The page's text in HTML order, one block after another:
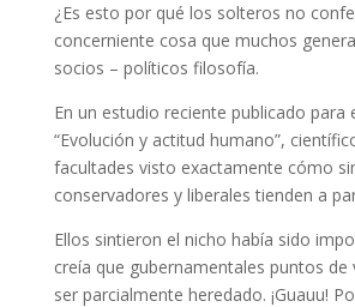
¿Es esto por qué los solteros no
concerniente cosa que muchos
socios – políticos filosofía.
En un estudio reciente publicado para
“Evolución y actitud humano”,
facultades visto exactamente cómo
conservadores y liberales tienden a
Ellos sintieron el nicho había sido
creía que gubernamentales puntos de
ser parcialmente heredado. ¡Guauu!